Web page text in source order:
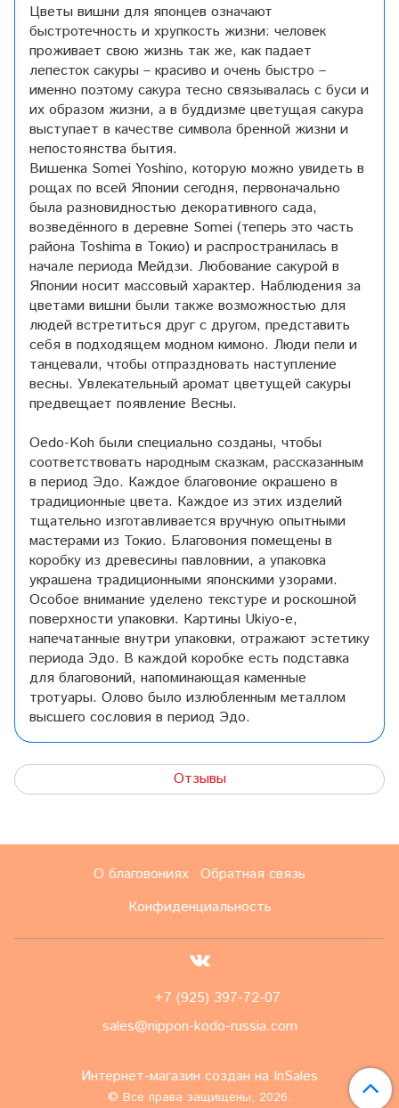
Цветы вишни для японцев означают
быстротечность и хрупкость жизни: человек
проживает свою жизнь так же, как падает
лепесток сакуры – красиво и очень быстро –
именно поэтому сакура тесно связывалась с буси и
их образом жизни, а в буддизме цветущая сакура
выступает в качестве символа бренной жизни и
непостоянства бытия.
Вишенка Somei Yoshino, которую можно увидеть в
рощах по всей Японии сегодня, первоначально
была разновидностью декоративного сада,
возведённого в деревне Somei (теперь это часть
района Toshima в Токио) и распространилась в
начале периода Мейдзи. Любование сакурой в
Японии носит массовый характер. Наблюдения за
цветами вишни были также возможностью для
людей встретиться друг с другом, представить
себя в подходящем модном кимоно. Люди пели и
танцевали, чтобы отпраздновать наступление
весны. Увлекательный аромат цветущей сакуры
предвещает появление Весны.
Oedo-Koh были специально созданы, чтобы
соответствовать народным сказкам, рассказанным
в период Эдо. Каждое благовоние окрашено в
традиционные цвета. Каждое из этих изделий
тщательно изготавливается вручную опытными
мастерами из Токио. Благовония помещены в
коробку из древесины павловнии, а упаковка
украшена традиционными японскими узорами.
Особое внимание уделено текстуре и роскошной
поверхности упаковки. Картины Ukiyo-e,
напечатанные внутри упаковки, отражают эстетику
периода Эдо. В каждой коробке есть подставка
для благовоний, напоминающая каменные
тротуары. Олово было излюбленным металлом
высшего сословия в период Эдо.
Отзывы
О благовониях Обратная связь
Конфиденциальность
+7 (925) 397-72-07
sales@nippon-kodo-russia.com
Интернет-магазин создан на InSales
© Все права защищены, 2026.